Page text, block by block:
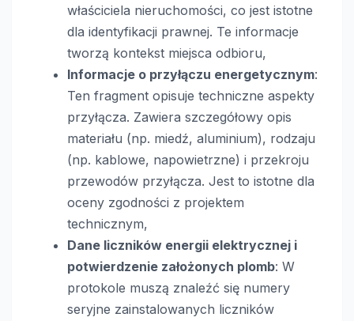
właściciela nieruchomości, co jest istotne
dla identyfikacji prawnej. Te informacje
tworzą kontekst miejsca odbioru,
Informacje o przyłączu energetycznym:
Ten fragment opisuje techniczne aspekty
przyłącza. Zawiera szczegółowy opis
materiału (np. miedź, aluminium), rodzaju
(np. kablowe, napowietrzne) i przekroju
przewodów przyłącza. Jest to istotne dla
oceny zgodności z projektem
technicznym,
Dane liczników energii elektrycznej i
potwierdzenie założonych plomb: W
protokole muszą znaleźć się numery
seryjne zainstalowanych liczników